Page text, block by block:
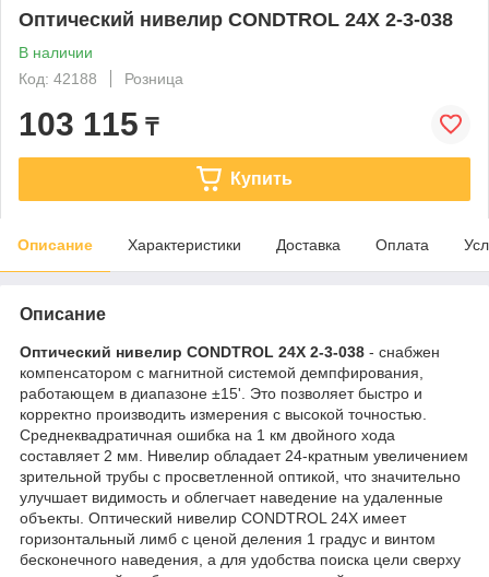
Оптический нивелир CONDTROL 24X 2-3-038
В наличии
Код: 42188
Розница
103 115 ₸
Купить
Описание Характеристики Доставка Оплата
Описание
Оптический нивелир CONDTROL 24X 2-3-038 - снабжен
компенсатором с магнитной системой демпфирования,
работающем в диапазоне ±15'. Это позволяет быстро и
корректно производить измерения с высокой точностью.
Среднеквадратичная ошибка на 1 км двойного хода
составляет 2 мм. Нивелир обладает 24-кратным увеличением
зрительной трубы с просветленной оптикой, что значительно
улучшает видимость и облегчает наведение на удаленные
объекты. Оптический нивелир CONDTROL 24X имеет
горизонтальный лимб с ценой деления 1 градус и винтом
бесконечного наведения, а для удобства поиска цели сверху